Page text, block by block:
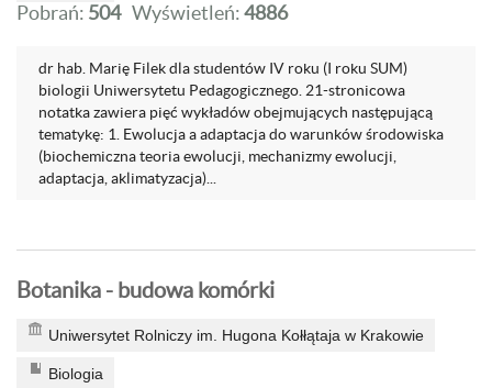
Pobrań: 504 Wyświetleń:4886
dr hab. Marię Filek dla studentów IV roku (I roku SUM)
biologii Uniwersytetu Pedagogicznego. 21-stronicowa
notatka zawiera pięć wykładów obejmujących następującą
tematykę: 1. Ewolucja a adaptacja do warunków środowiska
(biochemiczna teoria ewolucji, mechanizmy ewolucji,
adaptacja, aklimatyzacja)...
Botanika - budowa komórki
Uniwersytet Rolniczy im. Hugona Kołłątaja w Krakowie
Biologia